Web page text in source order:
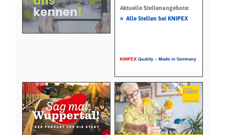
Aktuelle Stellenangebote:
» Alle Stellen bei KNIPEX